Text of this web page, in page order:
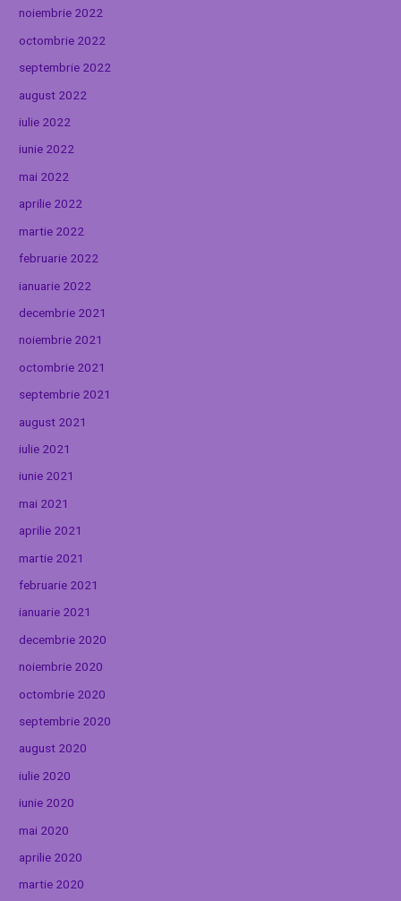
noiembrie 2022
octombrie 2022
septembrie 2022
august 2022
iulie 2022
iunie 2022
mai 2022
aprilie 2022
martie 2022
februarie 2022
ianuarie 2022
decembrie 2021
noiembrie 2021
octombrie 2021
septembrie 2021
august 2021
iulie 2021
iunie 2021
mai 2021
aprilie 2021
martie 2021
februarie 2021
ianuarie 2021
decembrie 2020
noiembrie 2020
octombrie 2020
septembrie 2020
august 2020
iulie 2020
iunie 2020
mai 2020
aprilie 2020
martie 2020